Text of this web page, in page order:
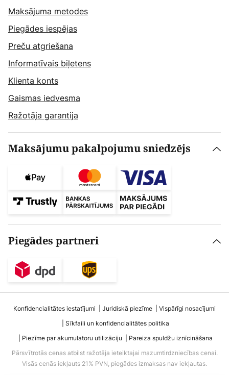
Maksājuma metodes
Piegādes iespējas
Preču atgriešana
Informatīvais biļetens
Klienta konts
Gaismas iedvesma
Ražotāja garantija
Maksājumu pakalpojumu sniedzējs
Piegādes partneri
Konfidencialitātes iestatījumi Juridiskā piezīme
Vispārīgi nosacījumi
Sīkfaili un konfidencialitātes politika
Piezīme par akumulatoru utilizāciju
Pareiza spuldžu iznīcināšana
Pārsvītrotās cenas atbilst ražotāja ieteiktajai mazumtirdzniecības cenai.
Visās cenās iekļauts 21% PVN, piegādes izmaksas nav iekļautas.